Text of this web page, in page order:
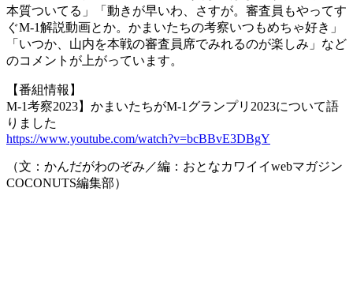
本質ついてる」「動きが早いわ、さすが。審査員もやってす
ぐM-1解説動画とか。かまいたちの考察いつもめちゃ好き」
「いつか、山内を本戦の審査員席でみれるのが楽しみ」など
のコメントが上がっています。
【番組情報】
M-1考察2023】かまいたちがM-1グランプリ2023について語
りました
https://www.youtube.com/watch?v=bcBBvE3DBgY
（文：かんだがわのぞみ／編：おとなカワイイwebマガジン
COCONUTS編集部）